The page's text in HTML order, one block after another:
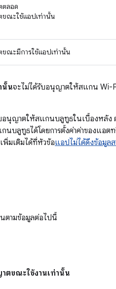
ลอด
ณะใช้แอปเท่านั้น
ณะมีการใช้แอปเท่านั้น
นั้นจะไม่ได้รับอนุญาตให้สแกน Wi-
อนุญาตให้สแกนบลูทูธในเบื้องหลัง
นบลูทูธได้โดยการตั้งค่าค่าของแอต
พิ่มเติมได้ที่หัวข้อแอปไม่ได้ดึงข้อมูล
ตามข้อมูลต่อไปนี้
ตขณะใช้งานเท่านั้น